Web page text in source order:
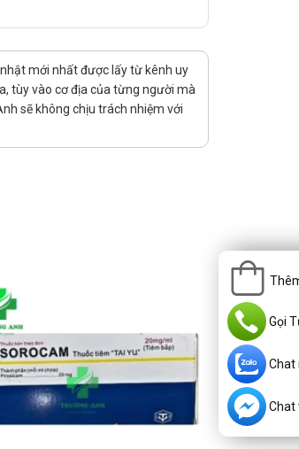
mới nhất được lấy từ kênh uy
tùy vào cơ địa của từng người mà
sẽ không chịu trách nhiệm với
Gọi
Chat
Chat